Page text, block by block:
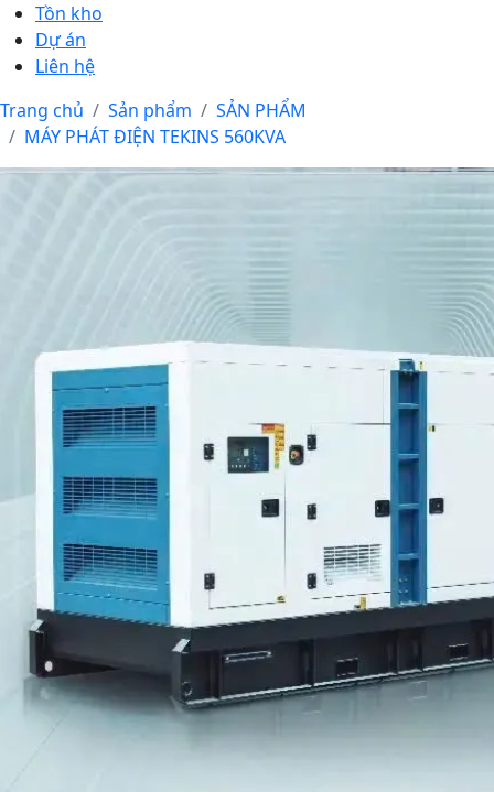
Tồn kho
Dự án
Liên hệ
Trang chủ
Sản phẩm
SẢN PHẨM
MÁY PHÁT ĐIỆN TEKINS 560KVA